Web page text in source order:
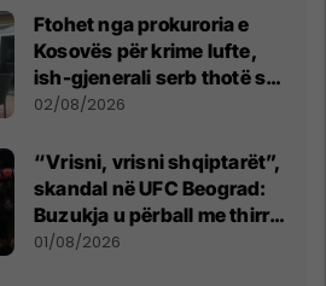
Ftohet nga prokuroria e
Kosovës për krime lufte,
ish-gjenerali serb thotë se
dikush e tradhtoi në
02/08/2026
“Vrisni, vrisni shqiptarët”,
skandal në UFC Beograd:
Buzukja u përball me thirrje
anti-shqiptare nga
01/08/2026